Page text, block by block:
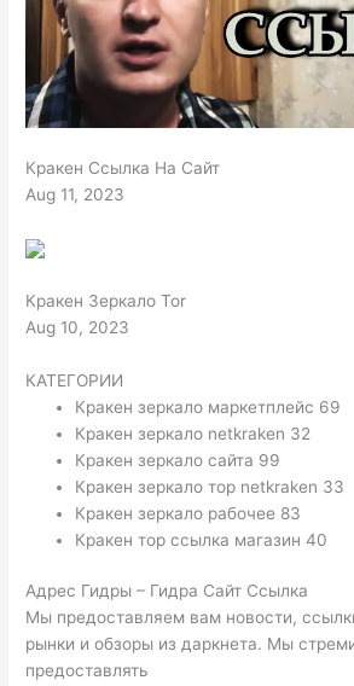
Кракен Ссылка На Сайт
Aug 11, 2023
Кракен Зеркало Tor
Aug 10, 2023
КАТЕГОРИИ
Кракен зеркало маркетплейс 69
Кракен зеркало netkraken 32
Кракен зеркало сайта 99
Кракен зеркало тор netkraken 33
Кракен зеркало рабочее 83
Кракен тор ссылка магазин 40
Адрес Гидры – Гидра Сайт Ссылка
Мы предоставляем вам новости,
рынки и обзоры из даркнета. Мы
предоставлять